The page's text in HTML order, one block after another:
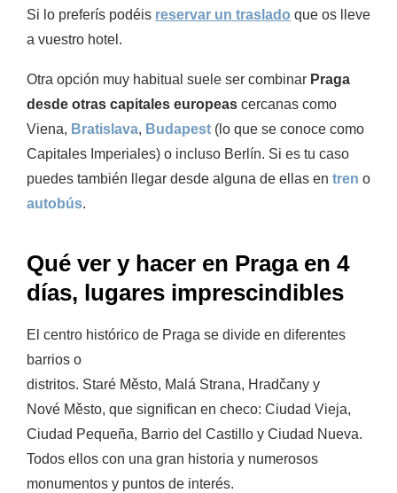
Si lo preferís podéis reservar un traslado que os lleve
a vuestro hotel.
Otra opción muy habitual suele ser combinar Praga
desde otras capitales europeas cercanas como
Viena, Bratislava, Budapest (lo que se conoce como
Capitales Imperiales) o incluso Berlín. Si es tu caso
puedes también llegar desde alguna de ellas en tren o
autobús.
Qué ver y hacer en Praga en 4
días, lugares imprescindibles
El centro histórico de Praga se divide en diferentes
barrios o
distritos. Staré Město, Malá Strana, Hradčany y
Nové Město, que significan en checo: Ciudad Vieja,
Ciudad Pequeña, Barrio del Castillo y Ciudad Nueva.
Todos ellos con una gran historia y numerosos
monumentos y puntos de interés.